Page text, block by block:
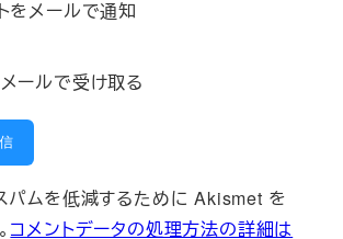
をメールで通知
ールで受け取る
パムを低減するために Akismet を
コメントデータの処理方法の詳細は